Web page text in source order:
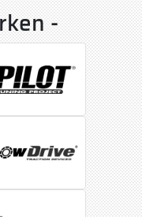
-